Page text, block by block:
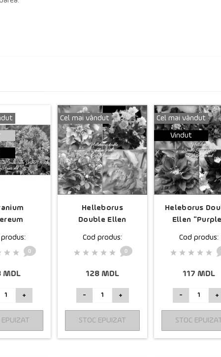
produs:
0
MDL
+
EPUIZAT
Cel mai vândut
Helleborus
Double Ellen
Cod produs:
0
128 MDL
- +
STOC EPUIZAT
Cel mai vândut
Vindut
Heleborus
Ellen
Cod produs:
117 MDL
- +
STOC